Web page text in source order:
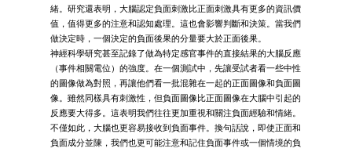
緒。研究還表明，大腦認定負面刺激比正面刺激具有更多的資訊價
值，值得更多的注意和認知處理。這也會影響判斷和決策。當我們
做決定時，一個決定的負面後果的分量要大於正面後果。
神經科學研究甚至記錄了做為特定感官事件的直接結果的大腦反應
（事件相關電位）的強度。在一個測試中，先讓受試者看一些中性
的圖像做為對照，再讓他們看一批混雜在一起的正面圖像和負面圖
像。雖然同樣具有刺激性，但負面圖像比正面圖像在大腦中引起的
反應要大得多。這表明我們往往更加重視和關注負面經驗和情緒。
不僅如此，大腦也更容易接收到負面事件。換句話說，即使正面和
負面成分並陳，我們也更可能注意和記住負面事件或一個情境的負